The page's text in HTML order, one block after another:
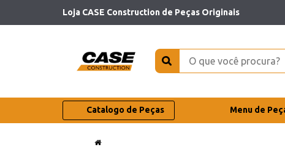
Loja CASE Construction de Peças Originais
Catalogo de Peças Menu de